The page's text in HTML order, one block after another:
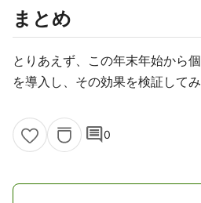
まとめ
とりあえず、この年末年始から
を導入し、その効果を検証して
comment0